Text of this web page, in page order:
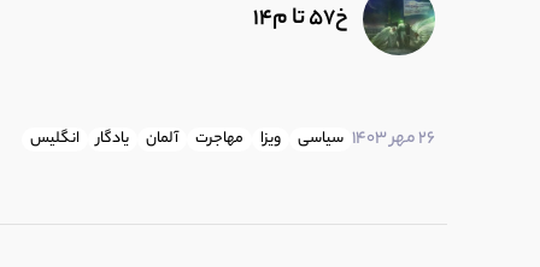
خ57 تا م14
26 مهر 1403 سیاسی ویزا مهاجرت آلمان یادگار انگلیس